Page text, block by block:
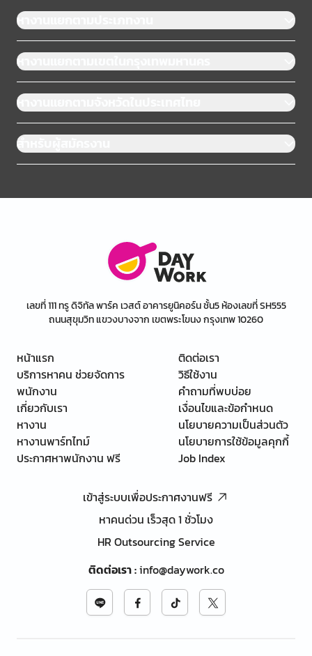
หางานแยกตามประเภทงาน
หางานแยกตามเขตในกรุงเทพมหานคร
หางานแยกตามจังหวัดในประเทศไทย
สำหรับผู้สมัครงาน
เลขที่ 111 ทรู ดิจิทัล พาร์ค เวสต์ อาคารยูนิคอร์น ชั้น5 ห้องเลขที่ SH555
ถนนสุขุมวิท แขวงบางจาก เขตพระโขนง กรุงเทพ 10260
หน้าแรก
บริการหาคน ช่วยจัดการ
พนักงาน
เกี่ยวกับเรา
หางาน
หางานพาร์ทไทม์
ประกาศหาพนักงาน ฟรี
ติดต่อเรา
วิธีใช้งาน
คำถามที่พบบ่อย
เงื่อนไขและข้อกำหนด
นโยบายความเป็นส่วนตัว
นโยบายการใช้ข้อมูลคุกกี้
Job Index
เข้าสู่ระบบเพื่อประกาศงานฟรี
หาคนด่วน เร็วสุด 1 ชั่วโมง
HR Outsourcing Service
ติดต่อเรา:info@daywork.co